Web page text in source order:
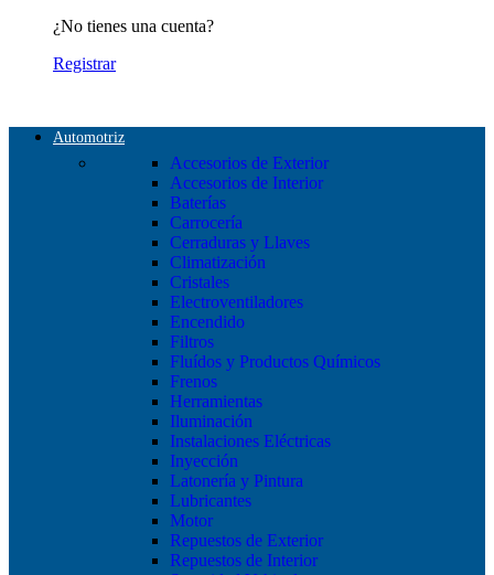
¿No tienes una cuenta?
Registrar
Automotriz
Accesorios de Exterior
Accesorios de Interior
Baterías
Carrocería
Cerraduras y Llaves
Climatización
Cristales
Electroventiladores
Encendido
Filtros
Fluídos y Productos Químicos
Frenos
Herramientas
Iluminación
Instalaciones Eléctricas
Inyección
Latonería y Pintura
Lubricantes
Motor
Repuestos de Exterior
Repuestos de Interior